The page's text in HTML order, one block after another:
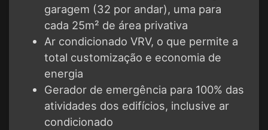
garagem (32 por andar), uma para
cada 25m² de área privativa
Ar condicionado VRV, o que permite a
total customização e economia de
energia
Gerador de emergência para 100% das
atividades dos edifícios, inclusive ar
condicionado